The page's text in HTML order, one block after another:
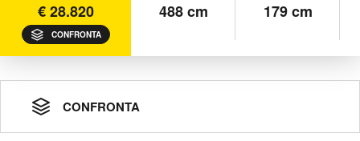
€ 28.820
CONFRONTA
488 cm 179 cm
CONFRONTA